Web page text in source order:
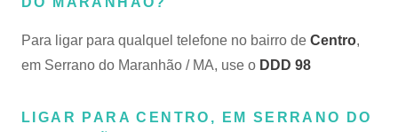
Para ligar para qualquel telefone no bairro de Centro,
em Serrano do Maranhão / MA, use o DDD 98
LIGAR PARA CENTRO, EM SERRANO DO